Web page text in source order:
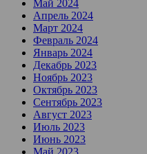
Май 2024
Апрель 2024
Март 2024
Февраль 2024
Январь 2024
Декабрь 2023
Ноябрь 2023
Октябрь 2023
Сентябрь 2023
Август 2023
Июль 2023
Июнь 2023